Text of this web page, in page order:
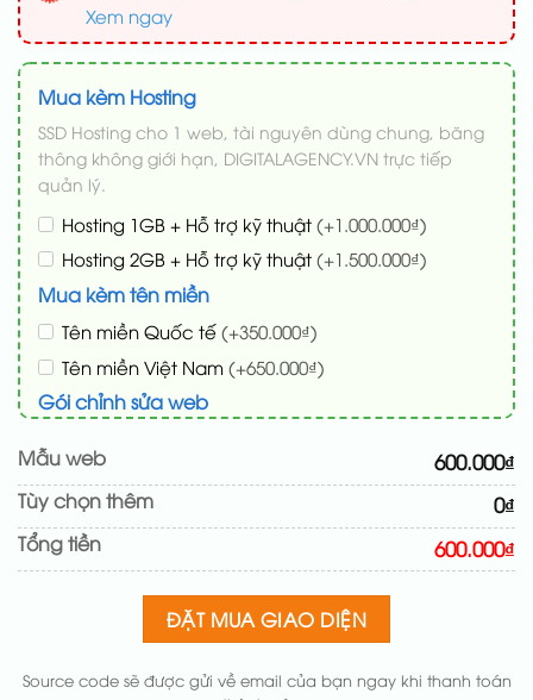
Xem ngay
Mua kèm Hosting
SSD Hosting cho 1 web, tài nguyên dùng chung, băng
thông không giới hạn, DIGITALAGENCY.VN trực tiếp
quản lý.
Hosting 1GB + Hỗ trợ kỹ thuật (+1.000.000₫)
Hosting 2GB + Hỗ trợ kỹ thuật (+1.500.000₫)
Mua kèm tên miền
Tên miền Quốc tế (+350.000₫)
Tên miền Việt Nam (+650.000₫)
Gói chỉnh sửa web
Thay logo + thông tin doanh nghiệp
(+50.000₫)
Đổi màu chủ đạo theo tông của logo
Sửa danh mục và sắp xếp lại đề mục menu cho
chuẩn(+200.000₫)
Thay đổi bố cục trang chủ (đơn giản)
Thêm các nút liên hệ nhanh(+50.000₫)
Mẫu web 600.000₫
Tùy chọn thêm 0₫
Tổng tiền 600.000₫
ĐẶT MUA GIAO DIỆN
Source code sẽ được gửi về email của bạn ngay khi thanh toán